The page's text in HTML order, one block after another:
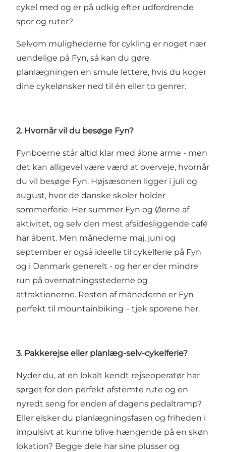
cykel med og er på udkig efter udfordrende
spor og ruter?
Selvom mulighederne for cykling er noget nær
uendelige på Fyn, så kan du gøre
planlægningen en smule lettere, hvis du koger
dine cykelønsker ned til én eller to genrer.
2. Hvornår vil du besøge Fyn?
Fynboerne står altid klar med åbne arme - men
det kan alligevel være værd at overveje, hvornår
du vil besøge Fyn. Højsæsonen ligger i juli og
august, hvor de danske skoler holder
sommerferie. Her summer Fyn og Øerne af
aktivitet, og selv den mest afsidesliggende café
har åbent. Men månederne maj, juni og
september er også ideelle til cykelferie på Fyn
og i Danmark generelt - og her er der mindre
run på overnatningsstederne og
attraktionerne. Resten af månederne er Fyn
perfekt til mountainbiking – tjek sporene her.
3. Pakkerejse eller planlæg-selv-cykelferie?
Nyder du, at en lokalt kendt rejseoperatør har
sørget for den perfekt afstemte rute og en
nyredt seng for enden af dagens pedaltramp?
Eller elsker du planlægningsfasen og friheden i
impulsivt at kunne blive hængende på en skøn
lokation? Begge dele har sine plusser og